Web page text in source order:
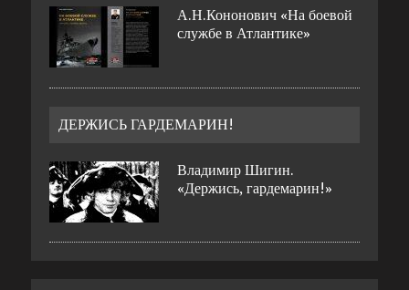
А.Н.Кононович «На боевой
службе в Атлантике»
ДЕРЖИСЬ ГАРДЕМАРИН!
Владимир Шигин.
«Держись, гардемарин!»